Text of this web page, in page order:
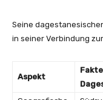
Seine
in seiner Verbindung
Aspekt